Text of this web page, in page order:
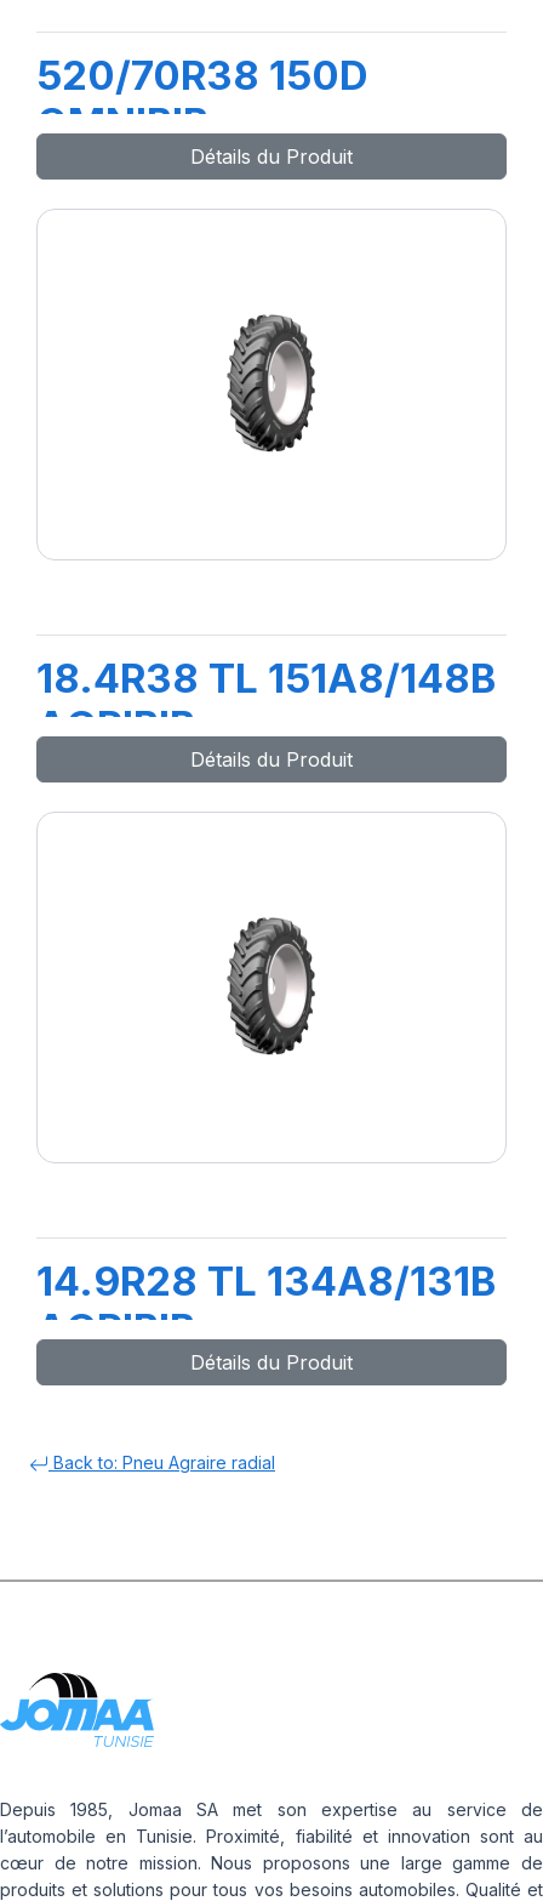
520/70R38 150D
OMNIBIB
Détails du Produit
18.4R38 TL 151A8/148B
AGRIBIB
Détails du Produit
14.9R28 TL 134A8/131B
AGRIBIB
Détails du Produit
Back to: Pneu Agraire radial
Depuis 1985, Jomaa SA met son expertise au service de
l’automobile en Tunisie. Proximité, fiabilité et innovation sont au
cœur de notre mission. Nous proposons une large gamme de
produits et solutions pour tous vos besoins automobiles. Qualité et